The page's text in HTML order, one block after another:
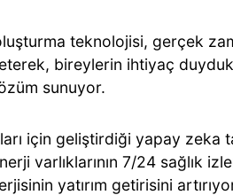
teknolojisi, gerçek
bireylerin ihtiyaç
sunuyor.
için geliştirdiği yapay zeka
varlıklarının 7/24 sağlık
yatırım getirisini